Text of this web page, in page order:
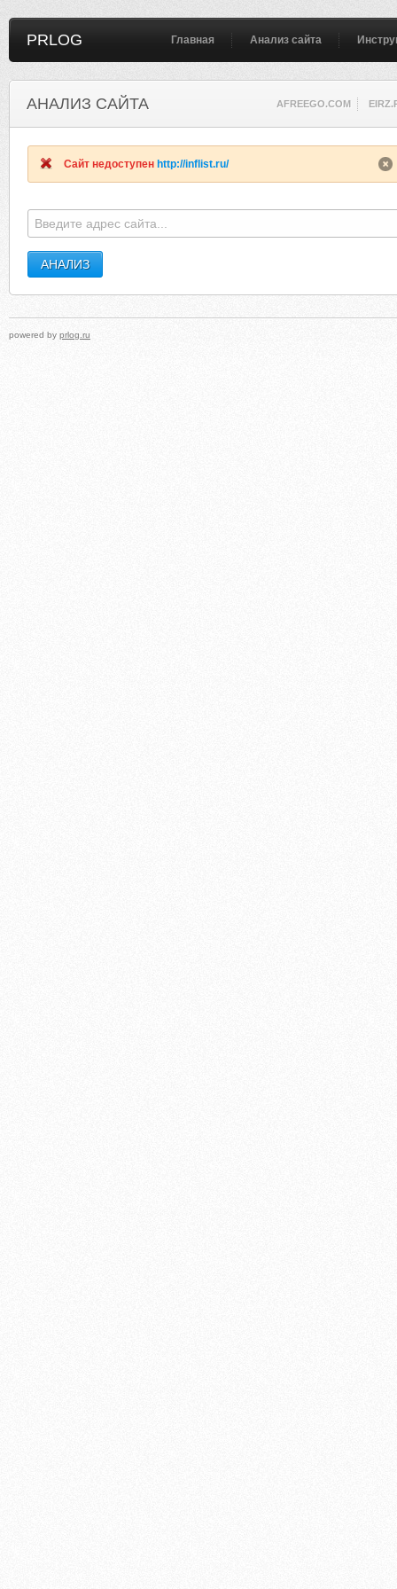
PRLOG Главная Анализ сайта
АНАЛИЗ САЙТА AFREEGO.COM
Сайт недоступен http://inflist.ru/
powered by prlog.ru